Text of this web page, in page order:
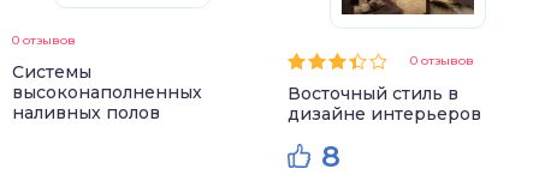
0 отзывов
Системы
высоконаполненных
наливных полов
0 отзывов
Восточный стиль в
дизайне интерьеров
8